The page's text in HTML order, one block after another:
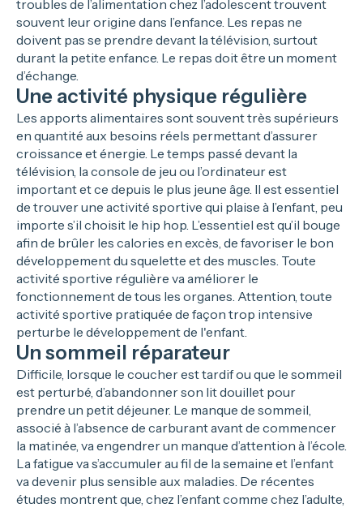
troubles de l’alimentation chez l’adolescent trouvent
souvent leur origine dans l’enfance. Les repas ne
doivent pas se prendre devant la télévision, surtout
durant la petite enfance. Le repas doit être un moment
d’échange.
Une activité physique régulière
Les apports alimentaires sont souvent très supérieurs
en quantité aux besoins réels permettant d’assurer
croissance et énergie. Le temps passé devant la
télévision, la console de jeu ou l’ordinateur est
important et ce depuis le plus jeune âge. Il est essentiel
de trouver une activité sportive qui plaise à l’enfant, peu
importe s’il choisit le hip hop. L’essentiel est qu’il bouge
afin de brûler les calories en excès, de favoriser le bon
développement du squelette et des muscles. Toute
activité sportive régulière va améliorer le
fonctionnement de tous les organes. Attention, toute
activité sportive pratiquée de façon trop intensive
perturbe le développement de l'enfant.
Un sommeil réparateur
Difficile, lorsque le coucher est tardif ou que le sommeil
est perturbé, d’abandonner son lit douillet pour
prendre un petit déjeuner. Le manque de sommeil,
associé à l’absence de carburant avant de commencer
la matinée, va engendrer un manque d’attention à l’école.
La fatigue va s’accumuler au fil de la semaine et l’enfant
va devenir plus sensible aux maladies. De récentes
études montrent que, chez l’enfant comme chez l’adulte,